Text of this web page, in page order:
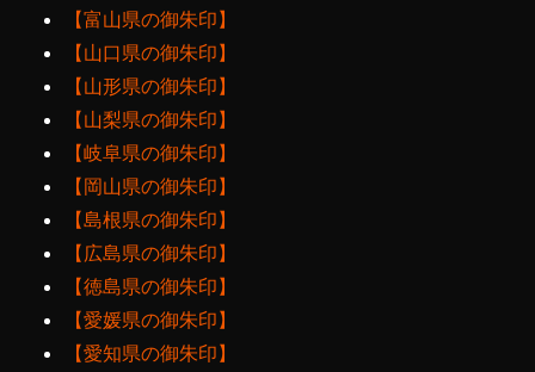
【富山県の御朱印】
【山口県の御朱印】
【山形県の御朱印】
【山梨県の御朱印】
【岐阜県の御朱印】
【岡山県の御朱印】
【島根県の御朱印】
【広島県の御朱印】
【徳島県の御朱印】
【愛媛県の御朱印】
【愛知県の御朱印】